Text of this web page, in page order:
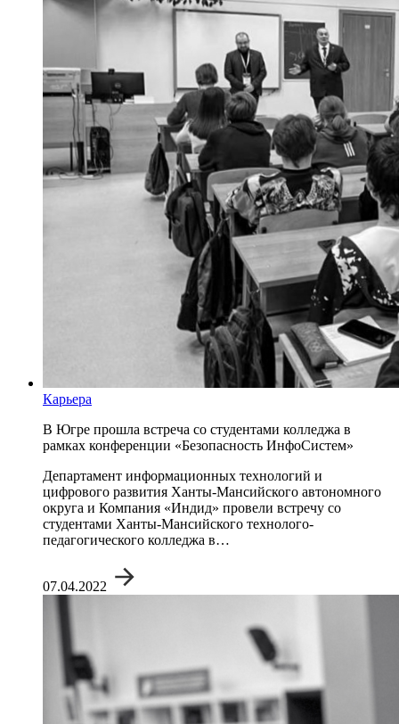
Карьера
В Югре прошла встреча со студентами колледжа в
рамках конференции «Безопасность ИнфоСистем»
Департамент информационных технологий и
цифрового развития Ханты-Мансийского автономного
округа и Компания «Индид» провели встречу со
студентами Ханты-Мансийского технолого-
педагогического колледжа в…
07.04.2022